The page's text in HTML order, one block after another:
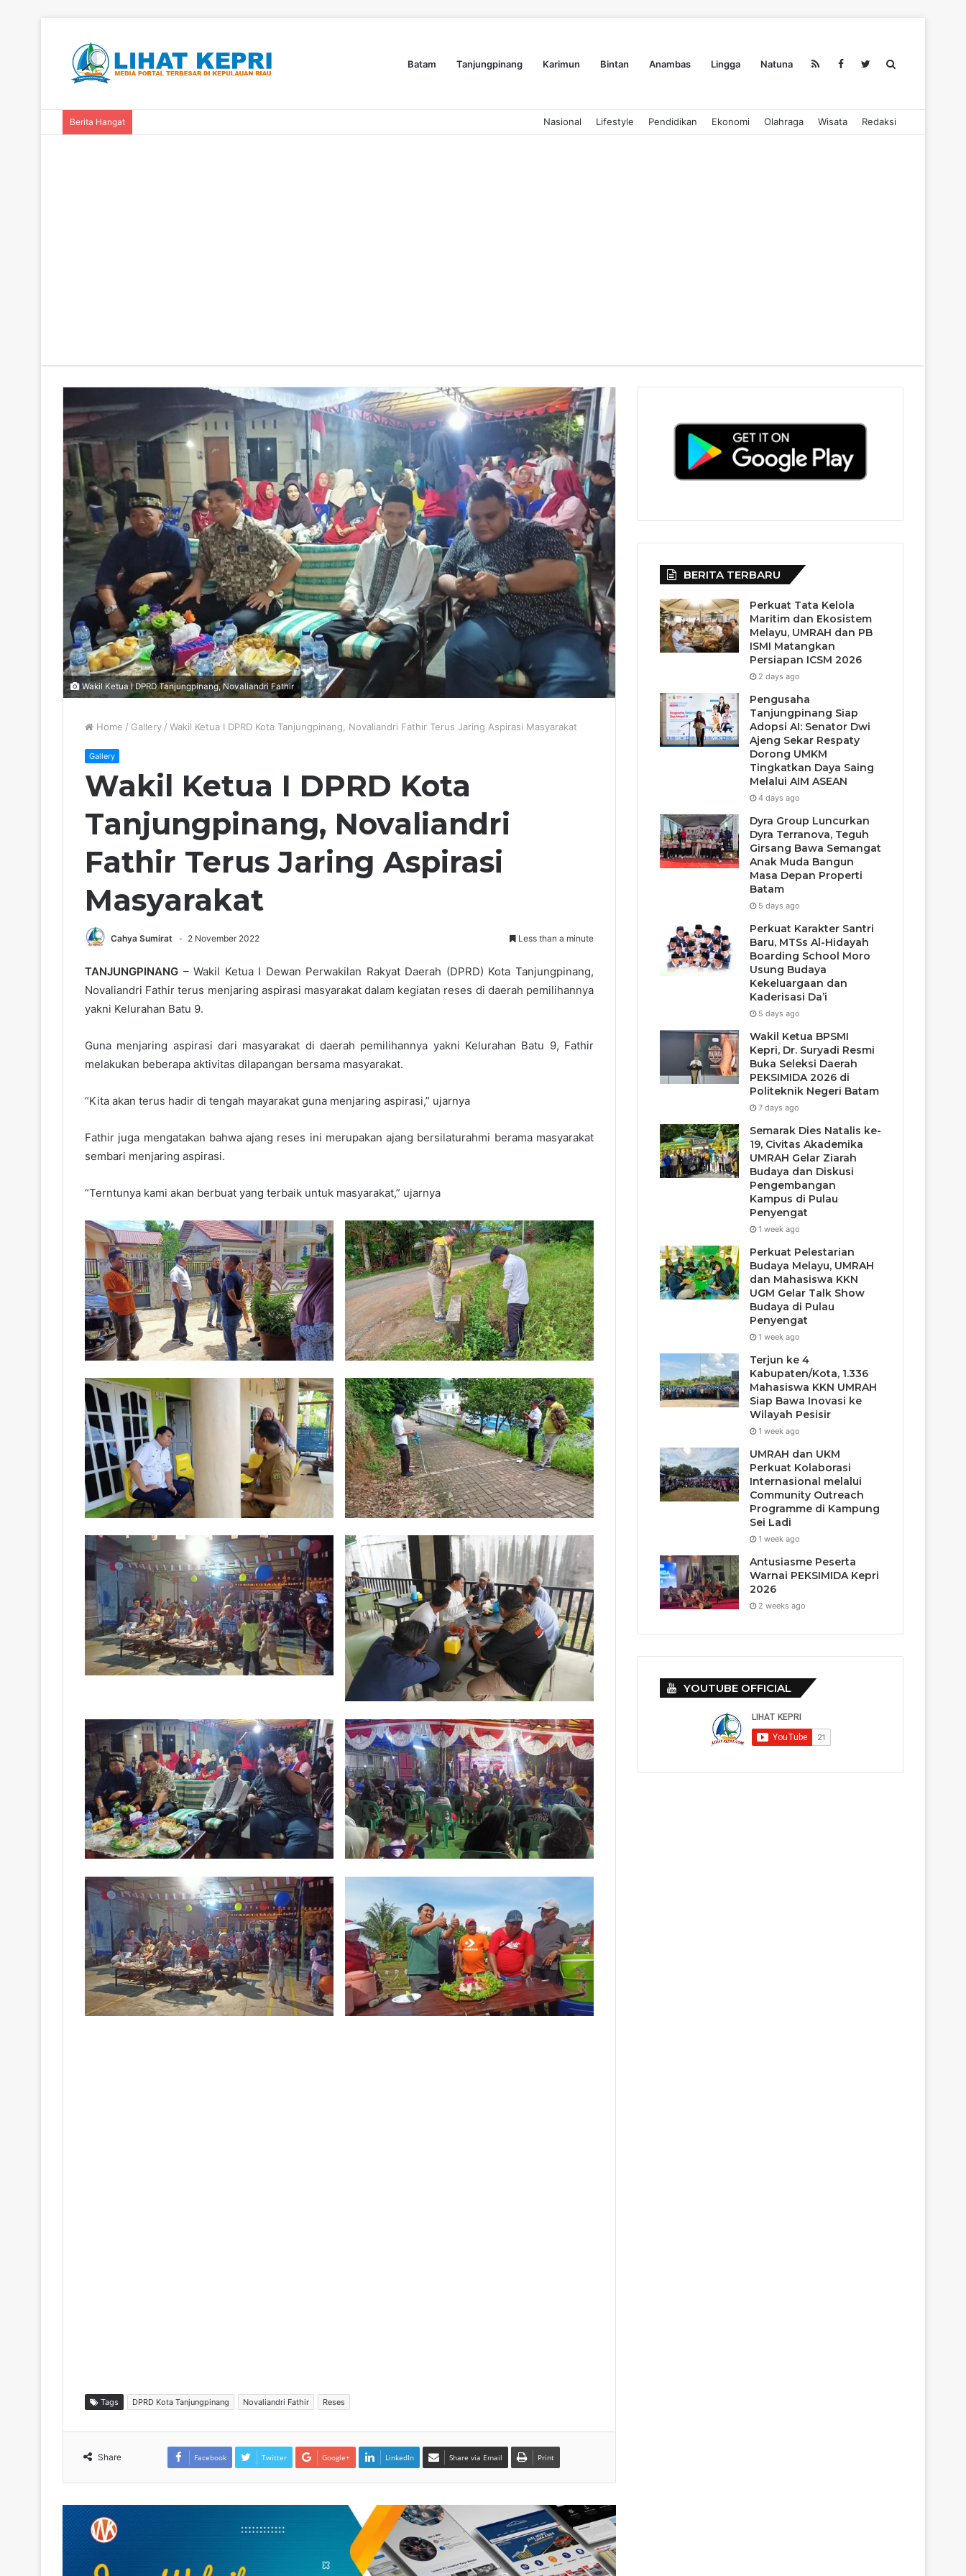
Batam Tanjungpinang Karimun Bintan Anambas Lingga Natuna
Berita Hangat Nasional Lifestyle Pendidikan Ekonomi Olahraga Wisata Redaksi
Wakil Ketua I DPRD Tanjungpinang, Novaliandri Fathir
Home / Gallery / Wakil Ketua I DPRD Kota Tanjungpinang, Novaliandri Fathir Terus Jaring Aspirasi Masyarakat
Gallery
Wakil Ketua I DPRD Kota
Tanjungpinang, Novaliandri
Fathir Terus Jaring Aspirasi
Masyarakat
Cahya Sumirat 2 November 2022 Less than a minute
TANJUNGPINANG – Wakil Ketua I Dewan Perwakilan Rakyat Daerah (DPRD) Kota Tanjungpinang,
Novaliandri Fathir terus menjaring aspirasi masyarakat dalam kegiatan reses di daerah pemilihannya
yakni Kelurahan Batu 9.
Guna menjaring aspirasi dari masyarakat di daerah pemilihannya yakni Kelurahan Batu 9, Fathir
melakukan beberapa aktivitas dilapangan bersama masyarakat.
“Kita akan terus hadir di tengah mayarakat guna menjaring aspirasi,” ujarnya
Fathir juga mengatakan bahwa ajang reses ini merupakan ajang bersilaturahmi berama masyarakat
sembari menjaring aspirasi.
“Terntunya kami akan berbuat yang terbaik untuk masyarakat,” ujarnya
Tags DPRD Kota Tanjungpinang Novaliandri Fathir Reses
Share Facebook Twitter Google+ LinkedIn Share via Email Print
BERITA TERBARU
Perkuat Tata Kelola
Maritim dan Ekosistem
Melayu, UMRAH dan PB
ISMI Matangkan
Persiapan ICSM 2026
2 days ago
Pengusaha
Tanjungpinang Siap
Adopsi AI: Senator Dwi
Ajeng Sekar Respaty
Dorong UMKM
Tingkatkan Daya Saing
Melalui AIM ASEAN
4 days ago
Dyra Group Luncurkan
Dyra Terranova, Teguh
Girsang Bawa Semangat
Anak Muda Bangun
Masa Depan Properti
Batam
5 days ago
Perkuat Karakter Santri
Baru, MTSs Al-Hidayah
Boarding School Moro
Usung Budaya
Kekeluargaan dan
Kaderisasi Da’i
5 days ago
Wakil Ketua BPSMI
Kepri, Dr. Suryadi Resmi
Buka Seleksi Daerah
PEKSIMIDA 2026 di
Politeknik Negeri Batam
7 days ago
Semarak Dies Natalis ke-
19, Civitas Akademika
UMRAH Gelar Ziarah
Budaya dan Diskusi
Pengembangan
Kampus di Pulau
Penyengat
1 week ago
Perkuat Pelestarian
Budaya Melayu, UMRAH
dan Mahasiswa KKN
UGM Gelar Talk Show
Budaya di Pulau
Penyengat
1 week ago
Terjun ke 4
Kabupaten/Kota, 1.336
Mahasiswa KKN UMRAH
Siap Bawa Inovasi ke
Wilayah Pesisir
1 week ago
UMRAH dan UKM
Perkuat Kolaborasi
Internasional melalui
Community Outreach
Programme di Kampung
Sei Ladi
1 week ago
Antusiasme Peserta
Warnai PEKSIMIDA Kepri
2026
2 weeks ago
YOUTUBE OFFICIAL